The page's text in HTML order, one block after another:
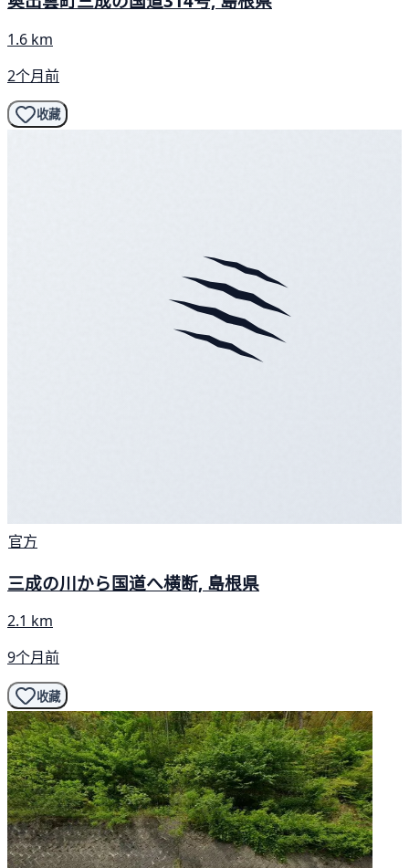
1.6 km
2个月前
收藏
官方
三成の川から国道へ横断, 島根県
2.1 km
9个月前
收藏